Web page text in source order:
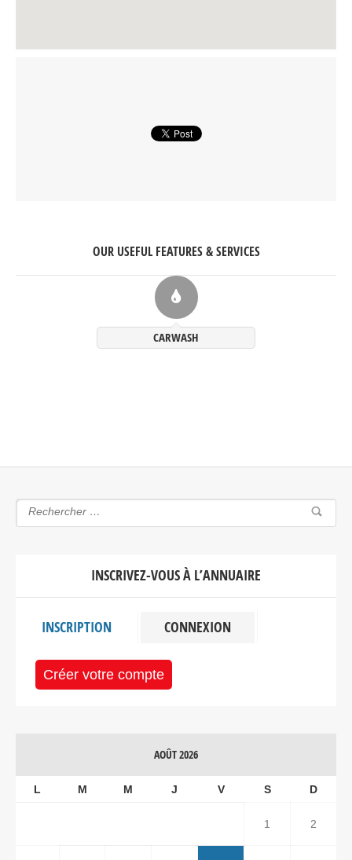
OUR USEFUL FEATURES & SERVICES
CARWASH
INSCRIVEZ-VOUS À L’ANNUAIRE
INSCRIPTION CONNEXION
Créer votre compte
AOÛT 2026
L M M J V S D
1 2